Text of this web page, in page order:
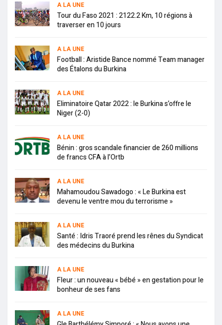
A LA UNE
Tour du Faso 2021 : 2122.2 Km, 10 régions à
traverser en 10 jours
A LA UNE
Football : Aristide Bance nommé Team manager
des Étalons du Burkina
A LA UNE
Eliminatoire Qatar 2022 : le Burkina s’offre le
Niger (2-0)
A LA UNE
Bénin : gros scandale financier de 260 millions
de francs CFA à l’Ortb
A LA UNE
Mahamoudou Sawadogo : « Le Burkina est
devenu le ventre mou du terrorisme »
A LA UNE
Santé : Idris Traoré prend les rênes du Syndicat
des médecins du Burkina
A LA UNE
Fleur : un nouveau « bébé » en gestation pour le
bonheur de ses fans
A LA UNE